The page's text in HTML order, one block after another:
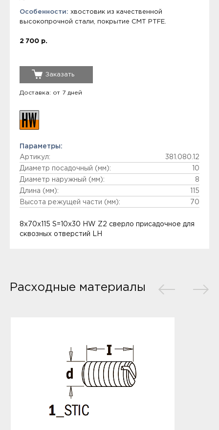
Особенности: хвостовик из качественной
высокопрочной стали, покрытие СМТ PTFE.
2 700 р.
Заказать
Доставка: от 7 дней
Параметры:
Артикул:
381.080.12
Диаметр посадочный (мм):
10
Диаметр наружный (мм):
8
Длина (мм):
115
Высота режущей части (мм):
70
8x70x115 S=10x30 HW Z2 сверло присадочное для
сквозных отверстий LH
Расходные материалы